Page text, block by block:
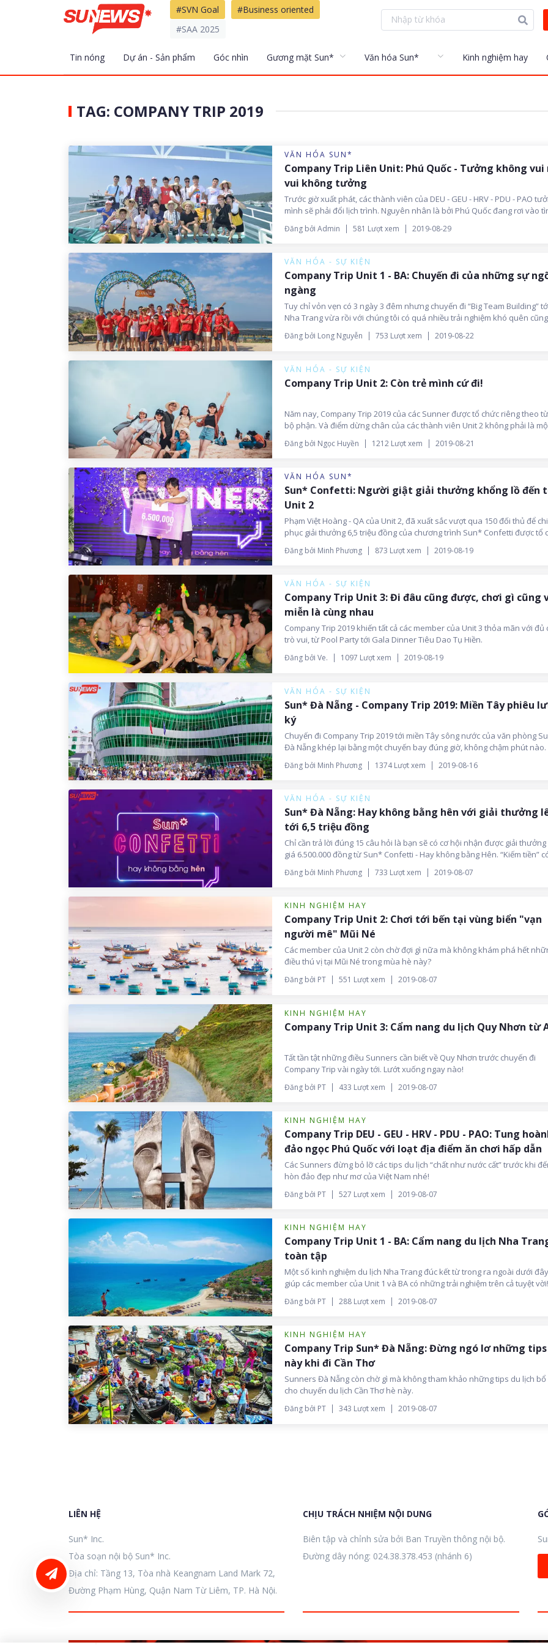
#SVN Goal
#Business oriented
#SAA 2025
Tin nóng Dự án - Sản phẩm Góc nhìn Gương mặt Sun* Văn hóa Sun* Kinh nghiệm hay
TAG: COMPANY TRIP 2019
VĂN HÓA SUN*
Company Trip Liên Unit: Phú Quốc - Tưởng không vui
vui không tưởng
Trước giờ xuất phát, các thành viên của DEU - GEU - HRV - PDU - PAO
mình sẽ phải đổi lịch trình. Nguyên nhân là bởi Phú Quốc đang rơi vào
trạng ngập lụt chưa từng có trong lịch sử. Đến phút cuối, ban tổ chức vẫn
quyết định giữ nguyên lịch trình và quả nhiên 'trời không phụ lòng người'.
Đăng bởi Admin 581 Lượt xem 2019-08-29
VĂN HÓA - SỰ KIỆN
Company Trip Unit 1 - BA: Chuyến đi của những sự
ngàng
Tuy chỉ vỏn vẹn có 3 ngày 3 đêm nhưng chuyến đi “Big Team Building”
Nha Trang vừa rồi với chúng tôi có quá nhiều trải nghiệm khó quên cũng
những kỉ niệm vô cùng đáng nhớ. Nhiều người bảo giờ Nha Trang không
như xưa nên lúc đầu chuẩn bị đi cũng không hy vọng lắm, nhưng đi rồi
Đăng bởi Long Nguyễn 753 Lượt xem 2019-08-22
VĂN HÓA - SỰ KIỆN
Company Trip Unit 2: Còn trẻ mình cứ đi!
Năm nay, Company Trip 2019 của các Sunner được tổ chức riêng theo
bộ phận. Và điểm dừng chân của các thành viên Unit 2 không phải là
mà tận hai nơi đấy nhé! Cùng nhìn lại chuyến đi đầy ắp niềm vui và tiếng
của các thành viên Unit 2 nào!
Đăng bởi Ngọc Huyền 1212 Lượt xem 2019-08-21
VĂN HÓA SUN*
Sun* Confetti: Người giật giải thưởng khổng lồ đến
Unit 2
Phạm Việt Hoàng - QA của Unit 2, đã xuất sắc vượt qua 150 đối thủ để
phục giải thưởng 6,5 triệu đồng của chương trình Sun* Confetti được tổ
trong chuyến Company Trip của văn phòng Đà Nẵng tại Cần Thơ.
Đăng bởi Minh Phương 873 Lượt xem 2019-08-19
VĂN HÓA - SỰ KIỆN
Company Trip Unit 3: Đi đâu cũng được, chơi gì cũng
miễn là cùng nhau
Company Trip 2019 khiến tất cả các member của Unit 3 thỏa mãn với đủ
trò vui, từ Pool Party tới Gala Dinner Tiêu Dao Tụ Hiền.
Đăng bởi Ve. 1097 Lượt xem 2019-08-19
VĂN HÓA - SỰ KIỆN
Sun* Đà Nẵng - Company Trip 2019: Miền Tây phiêu
ký
Chuyến đi Company Trip 2019 tới miền Tây sông nước của văn phòng
Đà Nẵng khép lại bằng một chuyến bay đúng giờ, không chậm phút nào.
của ban tổ chức.
Đăng bởi Minh Phương 1374 Lượt xem 2019-08-16
VĂN HÓA - SỰ KIỆN
Sun* Đà Nẵng: Hay không bằng hên với giải thưởng
tới 6,5 triệu đồng
Chỉ cần trả lời đúng 15 câu hỏi là bạn sẽ có cơ hội nhận được giải
giá 6.500.000 đồng từ Sun* Confetti - Hay không bằng Hên. “Kiếm tiền”
thế không? Muốn biết câu trả lời, xin hẹn các Sunners Đà Nẵng tại Gala
Dinner trong chuyến Company Trip tại Cần Thơ.
Đăng bởi Minh Phương 733 Lượt xem 2019-08-07
KINH NGHIỆM HAY
Company Trip Unit 2: Chơi tới bến tại vùng biển "vạn
người mê" Mũi Né
Các member của Unit 2 còn chờ đợi gì nữa mà không khám phá hết
điều thú vị tại Mũi Né trong mùa hè này?
Đăng bởi PT 551 Lượt xem 2019-08-07
KINH NGHIỆM HAY
Company Trip Unit 3: Cẩm nang du lịch Quy Nhơn từ
Tất tần tật những điều Sunners cần biết về Quy Nhơn trước chuyến đi
Company Trip vài ngày tới. Lướt xuống ngay nào!
Đăng bởi PT 433 Lượt xem 2019-08-07
KINH NGHIỆM HAY
Company Trip DEU - GEU - HRV - PDU - PAO: Tung
đảo ngọc Phú Quốc với loạt địa điểm ăn chơi hấp dẫn
Các Sunners đừng bỏ lỡ các tips du lịch “chất như nước cất” trước khi
hòn đảo đẹp như mơ của Việt Nam nhé!
Đăng bởi PT 527 Lượt xem 2019-08-07
KINH NGHIỆM HAY
Company Trip Unit 1 - BA: Cẩm nang du lịch Nha
toàn tập
Một số kinh nghiệm du lịch Nha Trang đúc kết từ trong ra ngoài dưới
giúp các member của Unit 1 và BA có những trải nghiệm trên cả tuyệt vời!
Đăng bởi PT 288 Lượt xem 2019-08-07
KINH NGHIỆM HAY
Company Trip Sun* Đà Nẵng: Đừng ngó lơ những tips
này khi đi Cần Thơ
Sunners Đà Nẵng còn chờ gì mà không tham khảo những tips du lịch bổ
cho chuyến du lịch Cần Thơ hè này.
Đăng bởi PT 343 Lượt xem 2019-08-07
LIÊN HỆ
Sun* Inc.
Tòa soạn nội bộ Sun* Inc.
Địa chỉ: Tầng 13, Tòa nhà Keangnam Land Mark 72,
Đường Phạm Hùng, Quận Nam Từ Liêm, TP. Hà Nội.
CHỊU TRÁCH NHIỆM NỘI DUNG
Biên tập và chỉnh sửa bởi Ban Truyền thông nội bộ.
Đường dây nóng: 024.38.378.453 (nhánh 6)
LIÊN HỆ ĐĂNG BÀI